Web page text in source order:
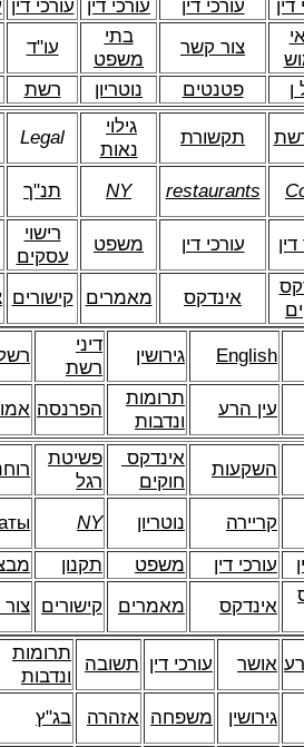
עורכי דין עורכי דין עורכי דין דין
עו"ד
בתי
משפט
צור קשר
רשת נוטריון פטנטים ן
Legal
גילוי
נאות
תקשורת
תנ"ך NY restaurants
רישוי
עסקים
משפט עורכי דין
קישורים מאמרים אינדקס
דיני
רשת
גירושין English
הפרנסה
תרומות
ונדבות
עין הרע
פשיטת
רגל
חוקים
השקעות
NY נוטריון קריירה
תקנון משפט עורכי דין
קישורים מאמרים אינדקס
תרומות
ונדבות
תשובה עורכי דין אושר
בג"ץ אזהרה משפחה גירושין